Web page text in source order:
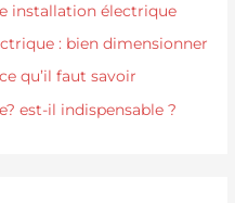
installation électrique
: bien dimensionner
qu’il faut savoir
est-il indispensable ?